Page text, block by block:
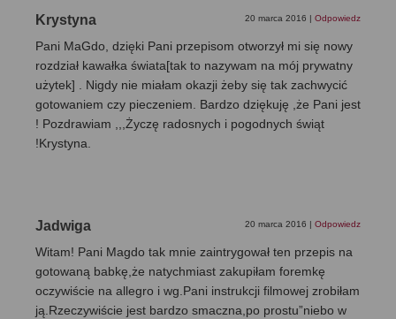
Krystyna 20 marca 2016 | Odpowiedz
Pani MaGdo, dzięki Pani przepisom otworzył mi się nowy
rozdział kawałka świata[tak to nazywam na mój prywatny
użytek] . Nigdy nie miałam okazji żeby się tak zachwycić
gotowaniem czy pieczeniem. Bardzo dziękuję ,że Pani jest
! Pozdrawiam ,,,Życzę radosnych i pogodnych świąt
!Krystyna.
Jadwiga 20 marca 2016 | Odpowiedz
Witam! Pani Magdo tak mnie zaintrygował ten przepis na
gotowaną babkę,że natychmiast zakupiłam foremkę
oczywiście na allegro i wg.Pani instrukcji filmowej zrobiłam
ją.Rzeczywiście jest bardzo smaczna,po prostu”niebo w